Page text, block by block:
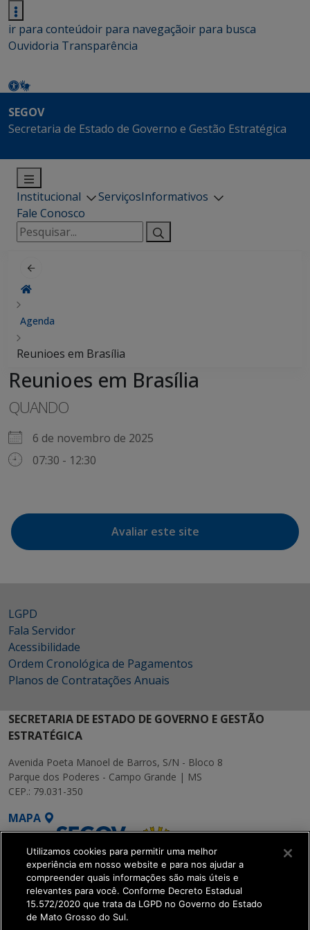
ir para conteúdoir para navegaçãoir para busca
Ouvidoria Transparência
SEGOV
Secretaria de Estado de Governo e Gestão Estratégica
Institucional ServiçosInformativos
Fale Conosco
Pesquisar
por:
Agenda
Reunioes em Brasília
Reunioes em Brasília
QUANDO
6 de novembro de 2025
07:30 - 12:30
Avaliar este site
LGPD
Fala Servidor
Acessibilidade
Ordem Cronológica de Pagamentos
Planos de Contratações Anuais
SECRETARIA DE ESTADO DE GOVERNO E GESTÃO
ESTRATÉGICA
Avenida Poeta Manoel de Barros, S/N - Bloco 8
Parque dos Poderes - Campo Grande | MS
CEP.: 79.031-350
MAPA
SETDIG | Secretaria-
Executiva de
Utilizamos cookies para permitir uma melhor
experiência em nosso website e para nos ajudar a
compreender quais informações são mais úteis e
relevantes para você. Conforme Decreto Estadual
15.572/2020 que trata da LGPD no Governo do Estado
de Mato Grosso do Sul.